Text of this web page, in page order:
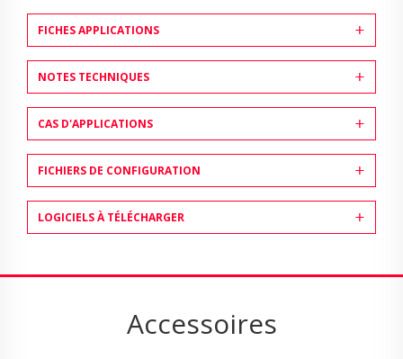
FICHES APPLICATIONS
NOTES TECHNIQUES
CAS D'APPLICATIONS
FICHIERS DE CONFIGURATION
LOGICIELS À TÉLÉCHARGER
Accessoires